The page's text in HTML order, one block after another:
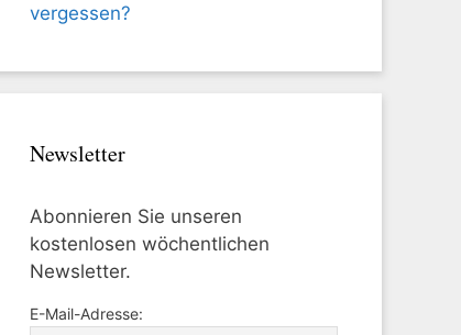
vergessen?
Newsletter
Abonnieren Sie unseren
kostenlosen wöchentlichen
Newsletter.
E-Mail-Adresse: